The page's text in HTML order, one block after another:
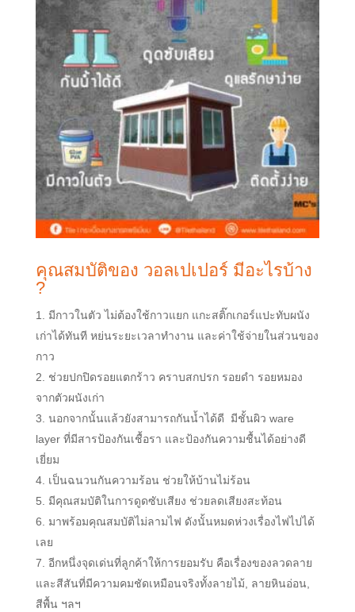
คุณสมบัติของ วอลเปเปอร์ มีอะไรบ้าง
?
มีกาวในตัว ไม่ต้องใช้กาวแยก แกะสติ๊กเกอร์แปะทับผนัง
เก่าได้ทันที หย่นระยะเวลาทำงาน และค่าใช้จ่ายในส่วนของ
กาว
ช่วยปกปิดรอยแตกร้าว คราบสกปรก รอยดำ รอยหมอง
จากตัวผนังเก่า
นอกจากนั้นแล้วยังสามารถกันน้ำได้ดี มีชั้นผิว ware
layerที่มีสารป้องกันเชื้อรา และป้องกันความชื้นได้อย่างดี
เยี่ยม
เป็นฉนวนกันความร้อน ช่วยให้บ้านไม่ร้อน
มีคุณสมบัติในการดูดซับเสียง ช่วยลดเสียงสะท้อน
มาพร้อมคุณสมบัติไม่ลามไฟ ดังนั้นหมดห่วงเรื่องไฟไปได้
เลย
อีกหนึ่งจุดเด่นที่ลูกค้าให้การยอมรับ คือเรื่องของลวดลาย
และสีสันที่มีความคมชัดเหมือนจริงทั้งลายไม้, ลายหินอ่อน,
สีพื้น ฯลฯ